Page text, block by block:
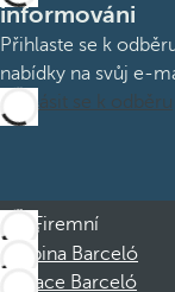
informováni
Přihlaste se k
nabídky na svůj e-
Přihlásit se k odběru
Firemní
Skupina Barceló
Nadace Barceló